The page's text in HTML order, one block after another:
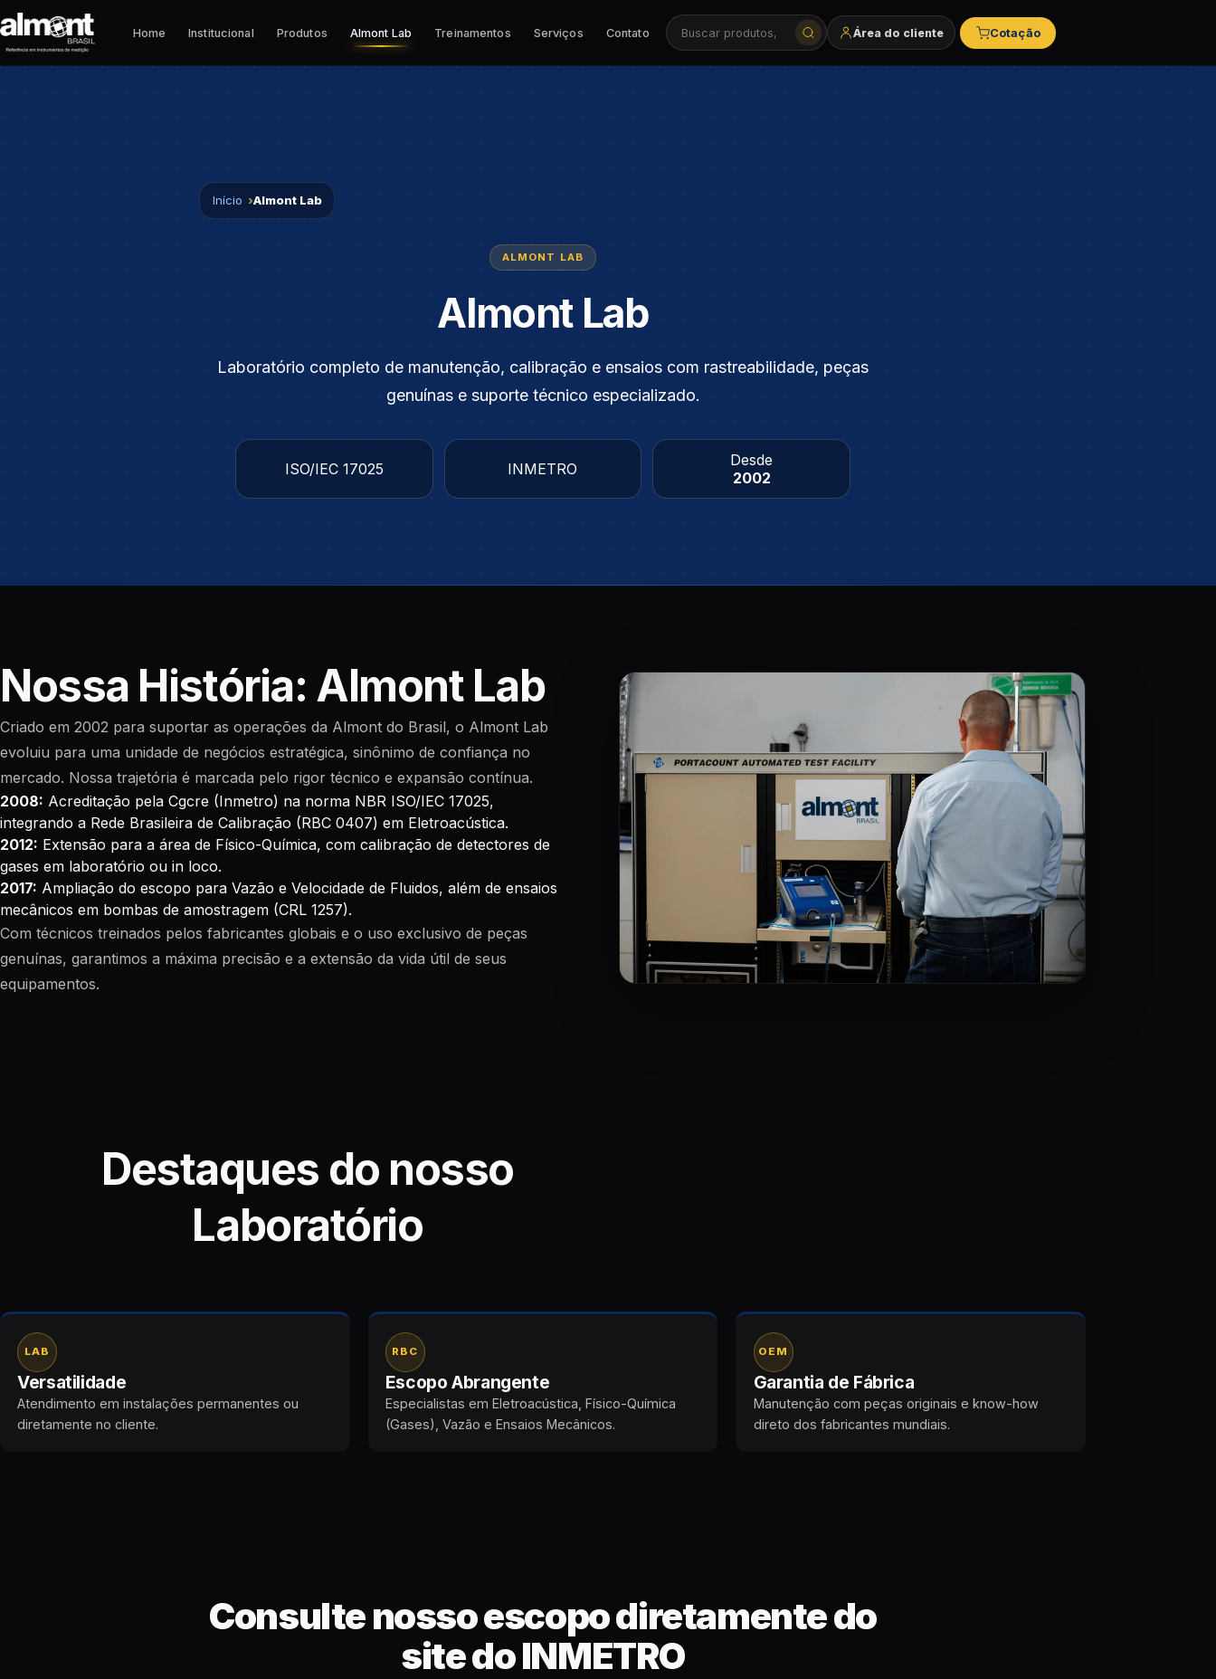
Pular para o conteúdo
Home Institucional Produtos Almont Lab Treinamentos Serviços Contato
Buscar produtos, categorias e marcas
Área do cliente Cotação
Início Almont Lab
ALMONT LAB
Almont Lab
Laboratório completo de manutenção, calibração e ensaios com rastreabilidade, peças
genuínas e suporte técnico especializado.
ISO/IEC 17025 INMETRO
Desde
2002
Nossa História: Almont Lab
Criado em 2002 para suportar as operações da Almont do Brasil, o Almont Lab
evoluiu para uma unidade de negócios estratégica, sinônimo de confiança no
mercado. Nossa trajetória é marcada pelo rigor técnico e expansão contínua.
2008: Acreditação pela Cgcre (Inmetro) na norma NBR ISO/IEC 17025,
integrando a Rede Brasileira de Calibração (RBC 0407) em Eletroacústica.
2012: Extensão para a área de Físico-Química, com calibração de detectores de
gases em laboratório ou in loco.
2017: Ampliação do escopo para Vazão e Velocidade de Fluidos, além de ensaios
mecânicos em bombas de amostragem (CRL 1257).
Com técnicos treinados pelos fabricantes globais e o uso exclusivo de peças
genuínas, garantimos a máxima precisão e a extensão da vida útil de seus
equipamentos.
Destaques do nosso
Laboratório
LAB
Versatilidade
Atendimento em instalações permanentes ou
diretamente no cliente.
RBC
Escopo Abrangente
Especialistas em Eletroacústica, Físico-Química
(Gases), Vazão e Ensaios Mecânicos.
OEM
Garantia de Fábrica
Manutenção com peças originais e know-how
direto dos fabricantes mundiais.
Consulte nosso escopo diretamente do
site do INMETRO